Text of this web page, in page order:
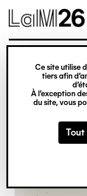
Gestion des
Ce site utilise
tiers afin
À l’exception
du site, vous
contenu